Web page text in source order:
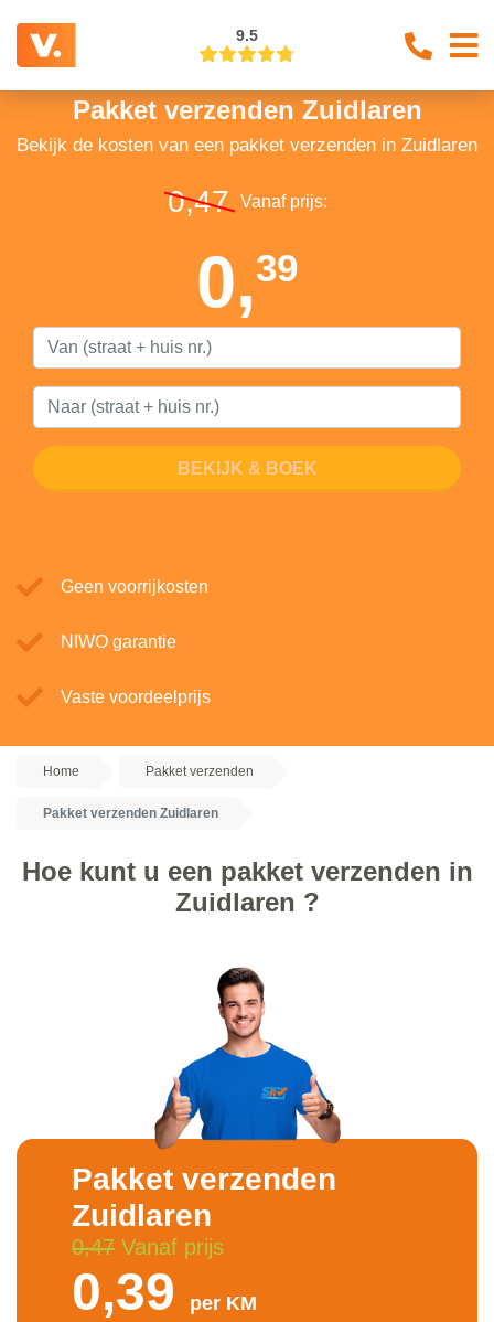
9.5
Pakket verzenden Zuidlaren
Bekijk de kosten van een pakket verzenden in Zuidlaren
0,47 Vanaf prijs:
0,39
BEKIJK & BOEK
Geen voorrijkosten
NIWO garantie
Vaste voordeelprijs
Home Pakket verzenden
Pakket verzenden Zuidlaren
Hoe kunt u een pakket verzenden in
Zuidlaren ?
Pakket verzenden
Zuidlaren
0,47Vanaf prijs
0,39 per KM